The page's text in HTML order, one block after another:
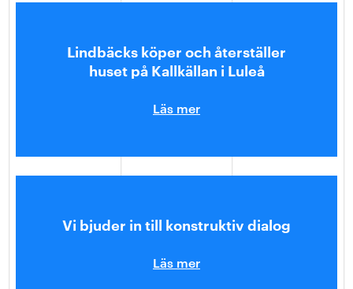
Lindbäcks köper och återställer
huset på Kallkällan i Luleå
Läs mer
Vi bjuder in till konstruktiv dialog
Läs mer